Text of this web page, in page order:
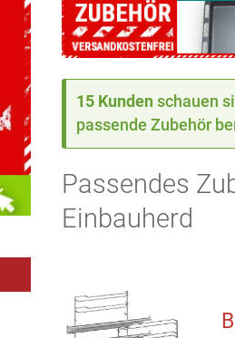
15 Kunden schauen
passende Zubehör
Passendes
Einbauherd